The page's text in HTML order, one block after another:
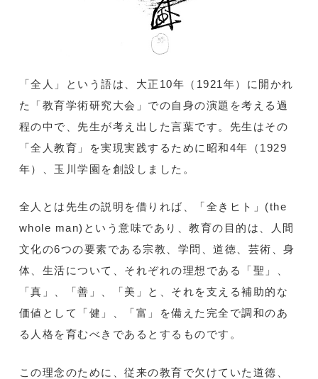
「全人」という語は、大正10年（1921年）に開かれ
た「教育学術研究大会」での自身の演題を考える過
程の中で、先生が考え出した言葉です。先生はその
「全人教育」を実現実践するために昭和4年（1929
年）、玉川学園を創設しました。
全人とは先生の説明を借りれば、「全きヒト」(the
whole man)という意味であり、教育の目的は、人間
文化の6つの要素である宗教、学問、道徳、芸術、身
体、生活について、それぞれの理想である「聖」、
「真」、「善」、「美」と、それを支える補助的な
価値として「健」、「富」を備えた完全で調和のあ
る人格を育むべきであるとするものです。
この理念のために、従来の教育で欠けていた道徳、